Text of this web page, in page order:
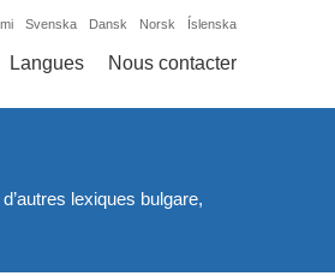
Svenska Dansk Norsk Íslenska
Langues Nous contacter
lexiques bulgare,